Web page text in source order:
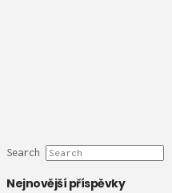
Search
Nejnovější příspěvky